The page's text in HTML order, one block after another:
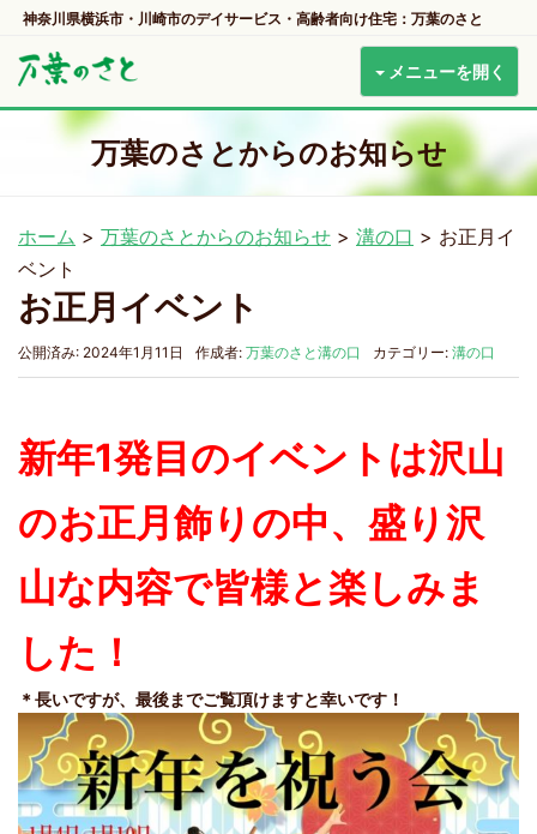
神奈川県横浜市・川崎市のデイサービス・高齢者向け住宅：万葉のさと
メニューを開く
万葉のさとからのお知らせ
ホーム > 万葉のさとからのお知らせ > 溝の口 > お正月イ
ベント
お正月イベント
公開済み: 2024年1月11日 作成者: 万葉のさと溝の口 カテゴリー: 溝の口
新年1発目のイベントは沢山
のお正月飾りの中、盛り沢
山な内容で皆様と楽しみま
した！
＊長いですが、最後までご覧頂けますと幸いです！